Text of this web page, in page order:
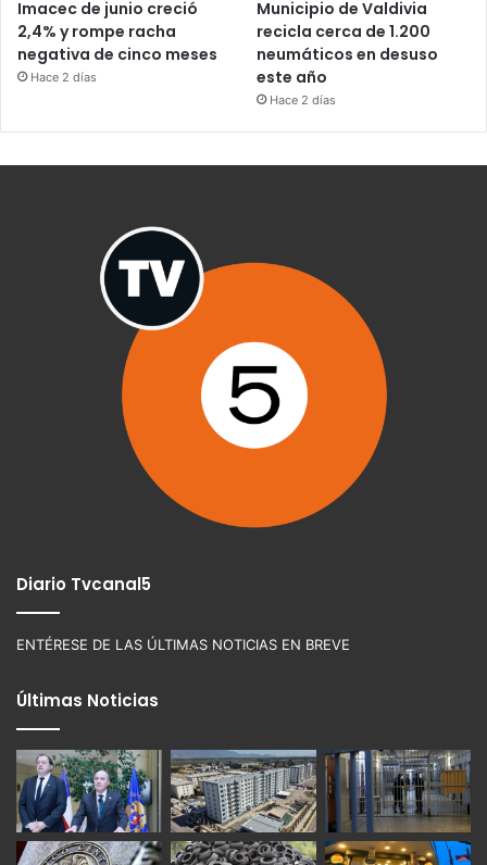
Imacec de junio creció
2,4% y rompe racha
negativa de cinco meses
Hace 2 días
Municipio de Valdivia
recicla cerca de 1.200
neumáticos en desuso
este año
Hace 2 días
Diario Tvcanal5
ENTÉRESE DE LAS ÚLTIMAS NOTICIAS EN BREVE
Últimas Noticias